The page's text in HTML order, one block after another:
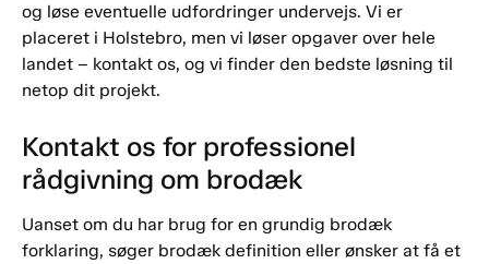
og løse eventuelle udfordringer undervejs. Vi er
placeret i Holstebro, men vi løser opgaver over hele
landet – kontakt os, og vi finder den bedste løsning til
netop dit projekt.
Kontakt os for professionel
rådgivning om brodæk
Uanset om du har brug for en grundig brodæk
forklaring, søger brodæk definition eller ønsker at få et